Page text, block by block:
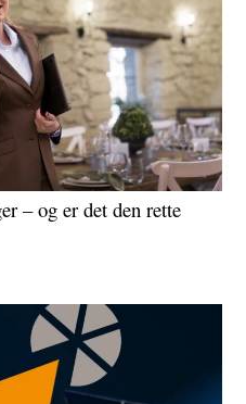
– og er det den rette